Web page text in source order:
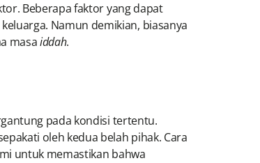
Beberapa faktor yang dapat
Namun demikian, biasanya
masaiddah.
pada kondisi tertentu.
oleh kedua belah pihak. Cara
untuk memastikan bahwa